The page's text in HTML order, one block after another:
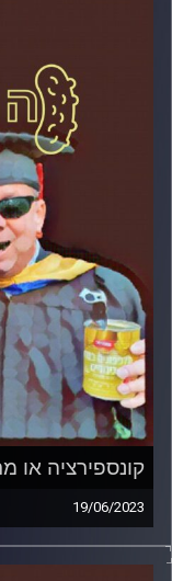
קונספירציה או
19/06/2023
המערכת הפוליטית
דוד ופרופסור גלעד